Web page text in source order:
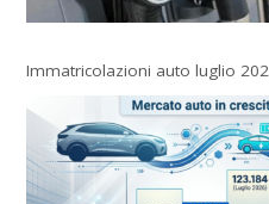
Immatricolazioni auto luglio